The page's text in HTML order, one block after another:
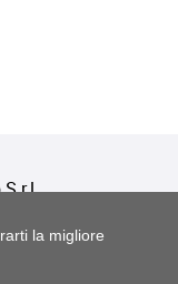
la migliore